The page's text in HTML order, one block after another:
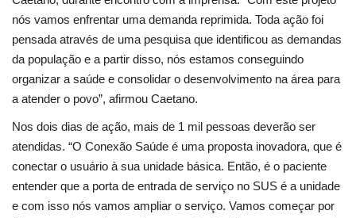
Portuguese (Brazil)
nós vamos enfrentar uma demanda reprimida. Toda ação foi
pensada através de uma pesquisa que identificou as demandas
da população e a partir disso, nós estamos conseguindo
organizar a saúde e consolidar o desenvolvimento na área para
a atender o povo”, afirmou Caetano.
Nos dois dias de ação, mais de 1 mil pessoas deverão ser
atendidas. “O Conexão Saúde é uma proposta inovadora, que é
conectar o usuário à sua unidade básica. Então, é o paciente
entender que a porta de entrada de serviço no SUS é a unidade
e com isso nós vamos ampliar o serviço. Vamos começar por